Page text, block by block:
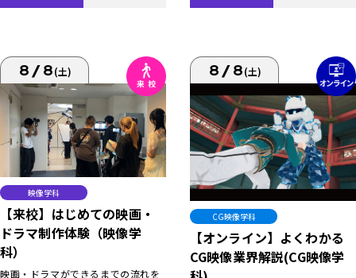
8/8(土)
映像学科
【来校】はじめての映画・
ドラマ制作体験（映像学
科）
映画・ドラマができるまでの流れを
8/8(土)
CG映像学科
【オンライン】よくわかる
CG映像業界解説(CG映像学